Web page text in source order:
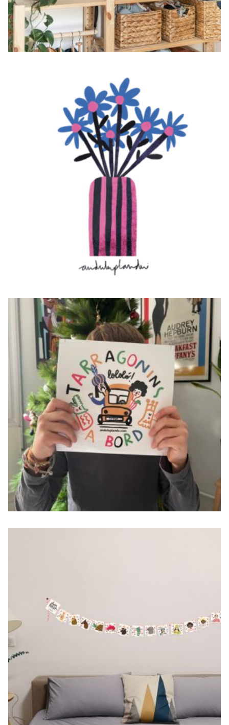
LA MARGARITA
15,00–€20,00
TARRAGONINS A
BORD
€10,00
DE SANTA
TECLA